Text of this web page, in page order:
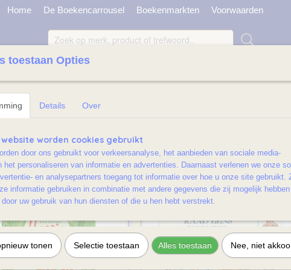
Home De Boekencarrousel Boekenmarkten Voorwaarden
op:
toestaan Opties
Details Over
website worden cookies gebruikt
door ons gebruikt voor verkeersanalyse, het aanbieden van sociale media-
het personaliseren van informatie en advertenties. Daarnaast verlenen we onze
en analysepartners toegang tot informatie over hoe u onze site gebruikt.
informatie gebruiken in combinatie met andere gegevens die zij mogelijk hebben
uw gebruik van hun diensten of die u hen hebt verstrekt.
tonen Selectie toestaan Alles toestaan Nee, niet